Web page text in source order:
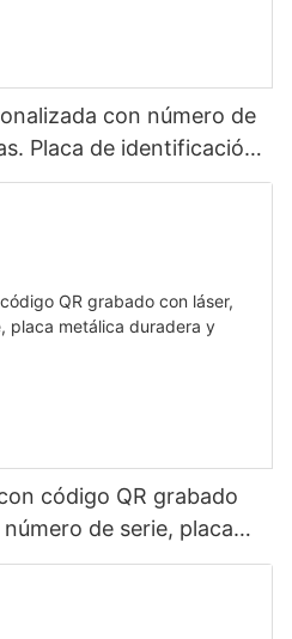
con número de
Placa de identificación
de activos
código QR grabado
de serie, placa
al desgaste.